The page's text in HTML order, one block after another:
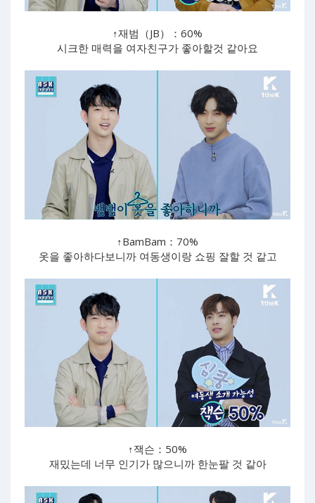
↑재범（JB）：60%
시크한 매력을 여자친구가 좋아할것 같아요
↑BamBam：70%
옷을 좋아하다보니까 여동생이랑 쇼핑 잘할 것 같고
↑잭슨：50%
재밌는데 너무 인기가 많으니까 한눈팔 것 같아